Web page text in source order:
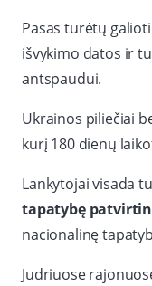
Pasas turėtų
išvykimo datos ir
antspaudui.
Ukrainos piliečiai
kurį 180 dienų
Lankytojai visada
tapatybę
nacionalinę
Judriuose